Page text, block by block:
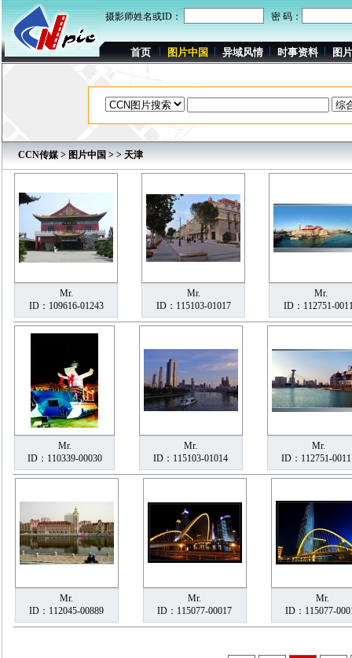
摄影师姓名或ID： 密 码：
首页 图片中国 异域风情 时事资料 图
CCN传媒 > 图片中国 > > 天津
Mr.
ID：109616-01243
Mr.
ID：115103-01017
Mr.
ID：112751-
Mr.
ID：110339-00030
Mr.
ID：115103-01014
Mr.
ID：112751-
Mr.
ID：112045-00889
Mr.
ID：115077-00017
Mr.
ID：115077-